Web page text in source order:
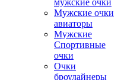
мужские очки
Мужские очки
авиаторы
Мужские
Спортивные
очки
Очки
броулайнеры